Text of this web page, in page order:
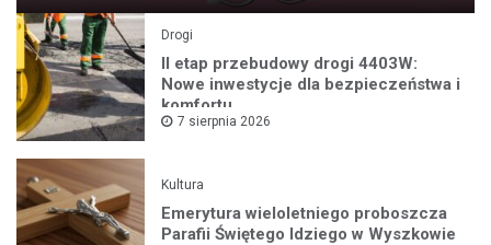
Drogi
II etap przebudowy drogi 4403W:
Nowe inwestycje dla bezpieczeństwa i
komfortu
7 sierpnia 2026
Kultura
Emerytura wieloletniego proboszcza
Parafii Świętego Idziego w Wyszkowie